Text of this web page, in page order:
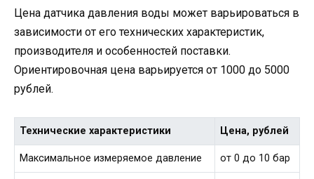
Цена датчика давления воды может варьироваться в
зависимости от его технических характеристик,
производителя и особенностей поставки.
Ориентировочная цена варьируется от 1000 до 5000
рублей.
Технические характеристики Цена, рублей
Максимальное измеряемое давление от 0 до 10 бар